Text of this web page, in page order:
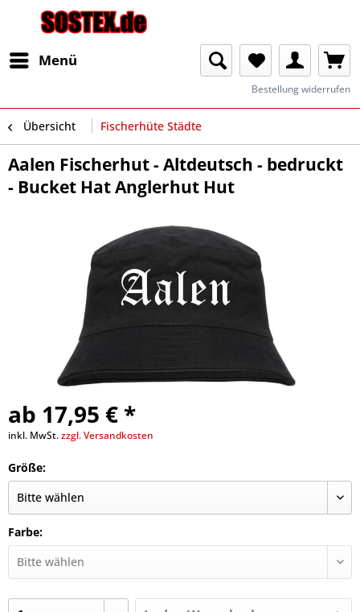
Menü
Bestellung widerrufen
Übersicht Fischerhüte Städte
Aalen Fischerhut - Altdeutsch - bedruckt
- Bucket Hat Anglerhut Hut
ab 17,95 € *
inkl. MwSt.zzgl. Versandkosten
Größe:
Farbe: